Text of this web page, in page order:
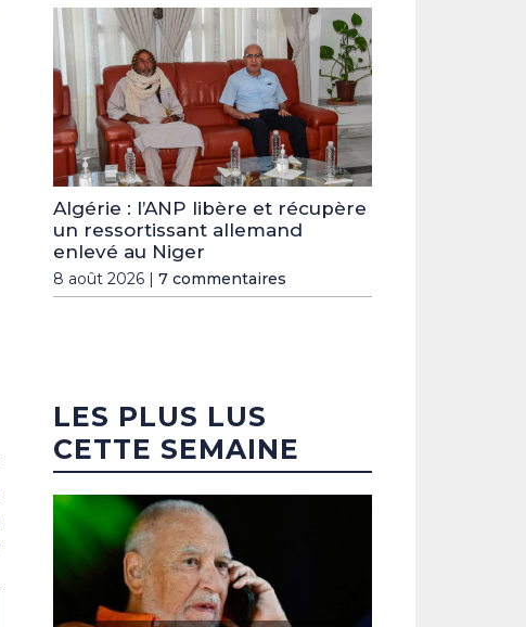
Algérie : l’ANP libère et récupère
un ressortissant allemand
enlevé au Niger
8 août 2026 | 7 commentaires
LES PLUS LUS
CETTE SEMAINE